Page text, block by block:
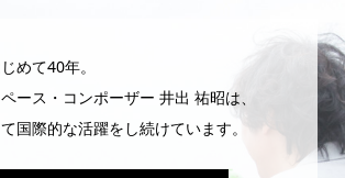
めて40年。
ース・コンポーザー 井出 祐昭は、
国際的な活躍をし続けています。